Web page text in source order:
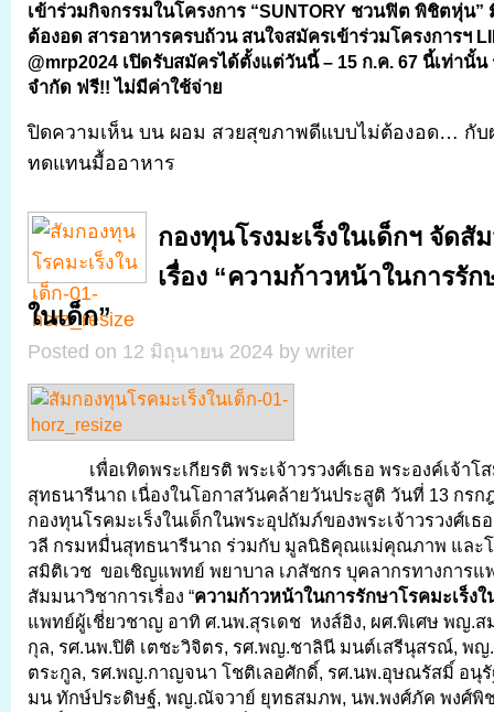
เข้าร่วมกิจกรรมในโครงการ “SUNTORY ชวนฟิต พิชิตหุ่น”
ต้องอด สารอาหารครบถ้วน สนใจสมัครเข้าร่วมโครงการฯ
@mrp2024 เปิดรับสมัครได้ตั้งแต่วันนี้ – 15 ก.ค. 67 นี้เท่านั้
จำกัด ฟรี!! ไม่มีค่าใช้จ่าย
ปิดความเห็น บน ผอม สวยสุขภาพดีแบบไม่ต้องอด… กั
ทดแทนมื้ออาหาร
กองทุนโรงมะเร็งในเด็กฯ จัดสั
เรื่อง “ความก้าวหน้าในการรัก
ในเด็ก”
Posted on 12 มิถุนายน 2024 by writer
เพื่อเทิดพระเกียรติ พระเจ้าวรวงศ์เธอ พระองค์เจ้า
สุทธนารีนาถ เนื่องในโอกาสวันคล้ายวันประสูติ วันที่ 13 กรก
กองทุนโรคมะเร็งในเด็กในพระอุปถัมภ์ของพระเจ้าวรวงศ์เธ
วลี กรมหมื่นสุทธนารีนาถ ร่วมกับ มูลนิธิคุณแม่คุณภาพ และโ
สมิติเวช ขอเชิญแพทย์ พยาบาล เภสัชกร บุคลากรทางการแ
สัมมนาวิชาการเรื่อง “ความก้าวหน้าในการรักษาโรคมะเร็งใ
แพทย์ผู้เชี่ยวชาญ อาทิ ศ.นพ.สุรเดช หงส์อิง, ผศ.พิเศษ พญ.ส
กุล, รศ.นพ.ปิติ เตชะวิจิตร, รศ.พญ.ชาลินี มนต์เสรีนุสรณ์, พญ
ตระกูล, รศ.พญ.กาญจนา โชติเลอศักดิ์, รศ.นพ.อุษณรัสมิ์ อนุ
มน ทักษ์ประดิษฐ์, พญ.ณัจวาย์ ยุทธสมภพ, นพ.พงศ์ภัค พงศ์พิ